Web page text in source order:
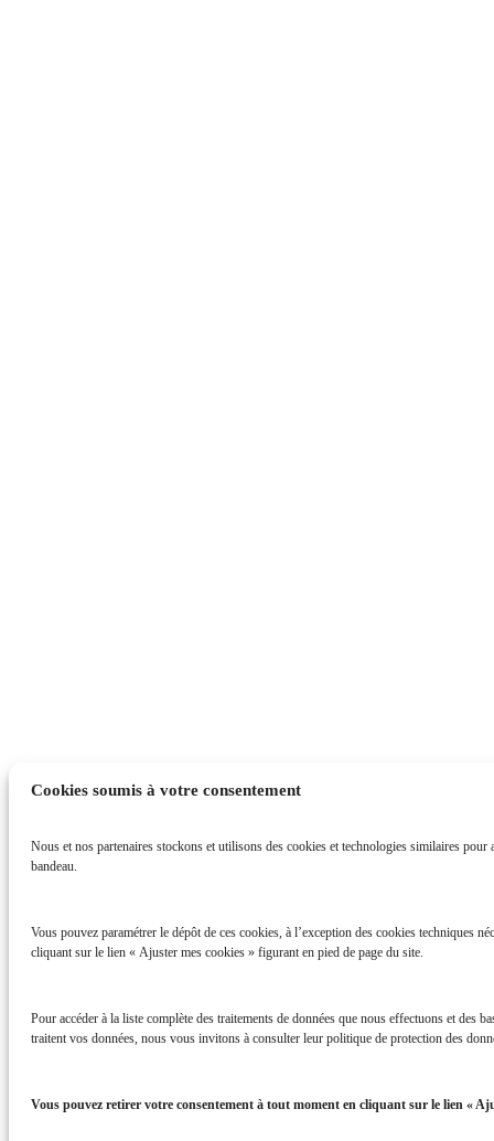
Cookies soumis à votre consentement
Nous et nos partenaires stockons et utilisons des cookies et technologies similaires
bandeau.
Vous pouvez paramétrer le dépôt de ces cookies, à l’exception des cookies techniques
cliquant sur le lien « Ajuster mes cookies » figurant en pied de page du site.
Pour accéder à la liste complète des traitements de données que nous effectuons et
traitent vos données, nous vous invitons à consulter leur politique de protection des
Vous pouvez retirer votre consentement à tout moment en cliquant sur le lien «